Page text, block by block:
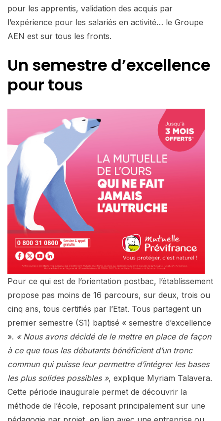
pour les apprentis, validation des acquis par
l’expérience pour les salariés en activité… le Groupe
AEN est sur tous les fronts.
Un semestre d’excellence
pour tous
Pour ce qui est de l’orientation postbac, l’établissement
propose pas moins de 16 parcours, sur deux, trois ou
cinq ans, tous certifiés par l’Etat. Tous partagent un
premier semestre (S1) baptisé « semestre d’excellence
». « Nous avons décidé de le mettre en place de façon
à ce que tous les débutants bénéficient d’un tronc
commun qui puisse leur permettre d’intégrer les bases
les plus solides possibles », explique Myriam Talavera.
Cette période inaugurale permet de découvrir la
méthode de l’école, reposant principalement sur une